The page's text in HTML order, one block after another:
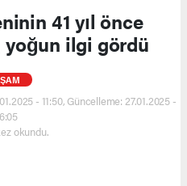
41 yıl önce
ilgi gördü
- 11:50, Güncelleme: 27.01.2025 -
okundu.